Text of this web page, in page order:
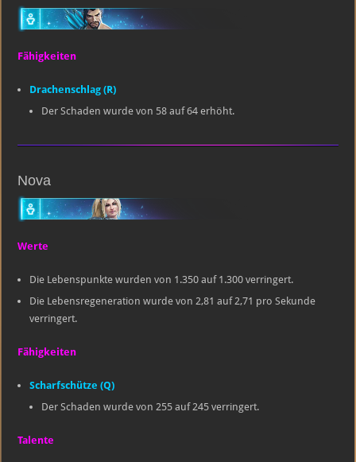
Fähigkeiten
Drachenschlag (R)
Der Schaden wurde von 58 auf 64 erhöht.
Nova
Werte
Die Lebenspunkte wurden von 1.350 auf 1.300 verringert.
Die Lebensregeneration wurde von 2,81 auf 2,71 pro Sekunde
verringert.
Fähigkeiten
Scharfschütze (Q)
Der Schaden wurde von 255 auf 245 verringert.
Talente